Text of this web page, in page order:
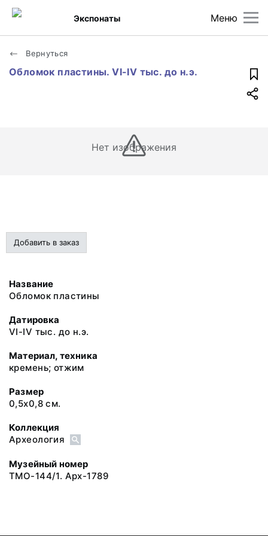
Меню
Экспонаты
Вернуться
Обломок пластины. VI-IV тыс. до н.э.
Нет изображения
Добавить в заказ
Название
Обломок пластины
Датировка
VI-IV тыс. до н.э.
Материал, техника
кремень; отжим
Размер
0,5х0,8 см.
Коллекция
Археология
Музейный номер
ТМО-144/1. Арх-1789